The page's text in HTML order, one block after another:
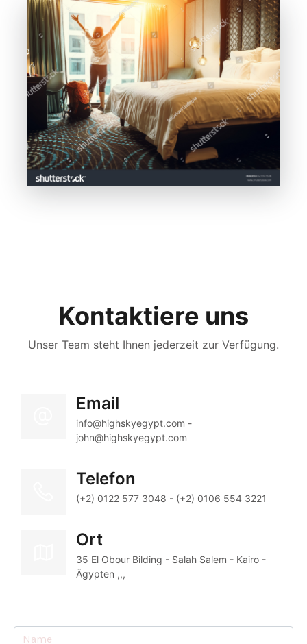
Kontaktiere uns
Unser Team steht Ihnen jederzeit zur Verfügung.
Email
info@highskyegypt.com -
john@highskyegypt.com
Telefon
(+2) 0122 577 3048 - (+2) 0106 554 3221
Ort
35 El Obour Bilding - Salah Salem - Kairo -
Ägypten ,,,